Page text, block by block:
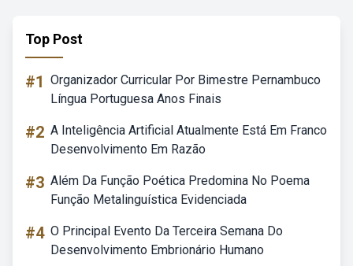
Top Post
#1 Organizador Curricular Por Bimestre Pernambuco
Língua Portuguesa Anos Finais
#2 A Inteligência Artificial Atualmente Está Em Franco
Desenvolvimento Em Razão
#3 Além Da Função Poética Predomina No Poema
Função Metalinguística Evidenciada
#4 O Principal Evento Da Terceira Semana Do
Desenvolvimento Embrionário Humano